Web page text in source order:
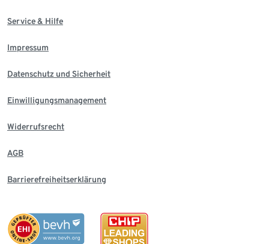
Service & Hilfe
Impressum
Datenschutz und Sicherheit
Einwilligungsmanagement
Widerrufsrecht
AGB
Barrierefreiheitserklärung